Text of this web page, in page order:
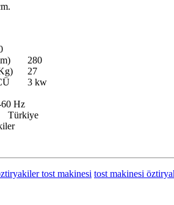
280
27
3 kw
60 Hz
Türkiye
tost makinesi tost makinesi